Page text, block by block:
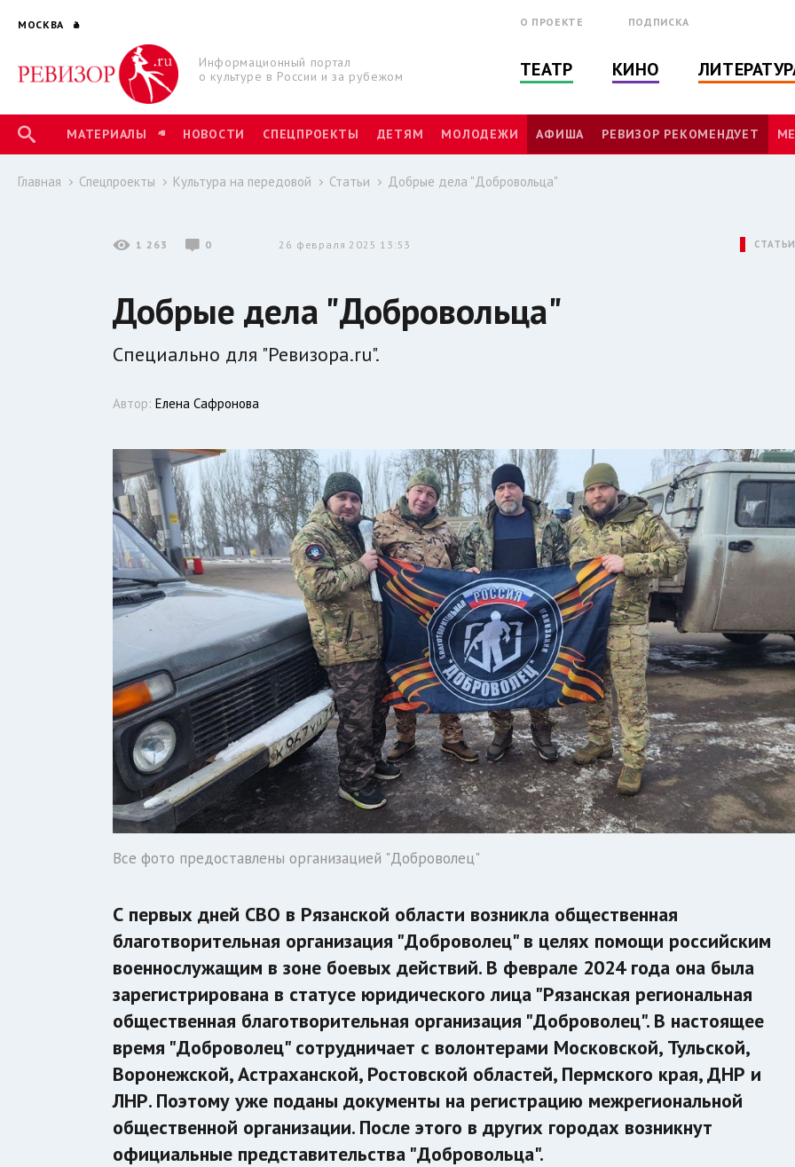
МОСКВА
Информационный портал
о культуре в России и за рубежом
О ПРОЕКТЕ ПОДПИСКА
ТЕАТР КИНО
МАТЕРИАЛЫ НОВОСТИ СПЕЦПРОЕКТЫ ДЕТЯМ МОЛОДЕЖИ АФИША РЕВИЗОР РЕКОМЕНДУЕТ
Главная Спецпроекты Культура на передовой Статьи Добрые дела "Добровольца"
1 263 0 26 февраля 2025 13:53 СТАТЬИ
Добрые дела "Добровольца"
Специально для "Ревизора.ru".
Автор:Елена Сафронова
Все фото предоставлены организацией "Доброволец"
С первых дней СВО в Рязанской области возникла общественная
благотворительная организация "Доброволец" в целях помощи российским
военнослужащим в зоне боевых действий. В феврале 2024 года она была
зарегистрирована в статусе юридического лица "Рязанская региональная
общественная благотворительная организация "Доброволец". В настоящее
время "Доброволец" сотрудничает с волонтерами Московской, Тульской,
Воронежской, Астраханской, Ростовской областей, Пермского края, ДНР и
ЛНР. Поэтому уже поданы документы на регистрацию межрегиональной
общественной организации. После этого в других городах возникнут
официальные представительства "Добровольца".